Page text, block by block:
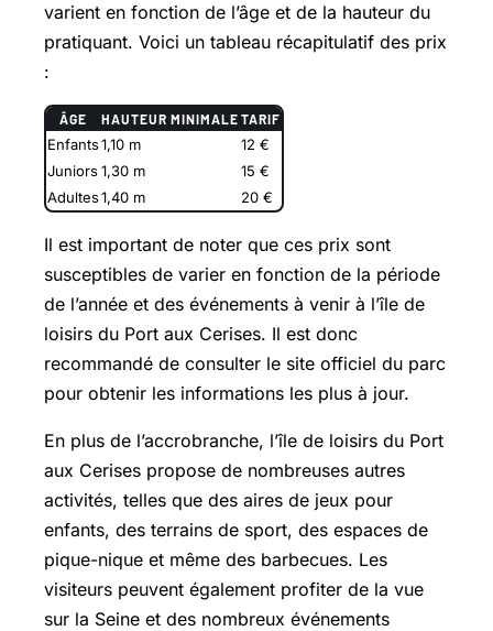
varient en fonction de l’âge et de la hauteur du
pratiquant. Voici un tableau récapitulatif des prix
:
ÂGE HAUTEUR MINIMALE TARIF
Enfants1,10 m
12 €
Juniors1,30 m
15 €
Adultes1,40 m 20 €
Il est important de noter que ces prix sont
susceptibles de varier en fonction de la période
de l’année et des événements à venir à l’île de
loisirs du Port aux Cerises. Il est donc
recommandé de consulter le site officiel du parc
pour obtenir les informations les plus à jour.
En plus de l’accrobranche, l’île de loisirs du Port
aux Cerises propose de nombreuses autres
activités, telles que des aires de jeux pour
enfants, des terrains de sport, des espaces de
pique-nique et même des barbecues. Les
visiteurs peuvent également profiter de la vue
sur la Seine et des nombreux événements